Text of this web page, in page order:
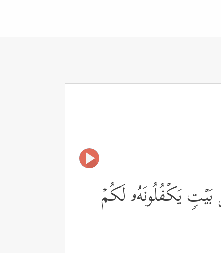
یَكۡفُلُونَهُۥ لَكُمۡ